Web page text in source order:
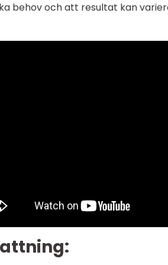
behov och att resultat kan